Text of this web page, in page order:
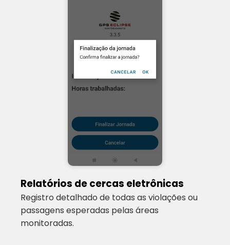
Relatórios de cercas eletrônicas
Registro detalhado de todas as violações ou
passagens esperadas pelas áreas
monitoradas.